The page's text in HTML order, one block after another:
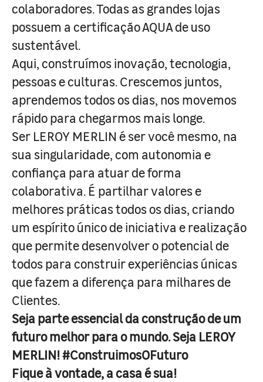
colaboradores. Todas as grandes lojas
possuem a certificação AQUA de uso
sustentável.
Aqui, construímos inovação, tecnologia,
pessoas e culturas. Crescemos juntos,
aprendemos todos os dias, nos movemos
rápido para chegarmos mais longe.
Ser LEROY MERLIN é ser você mesmo, na
sua singularidade, com autonomia e
confiança para atuar de forma
colaborativa. É partilhar valores e
melhores práticas todos os dias, criando
um espírito único de iniciativa e realização
que permite desenvolver o potencial de
todos para construir experiências únicas
que fazem a diferença para milhares de
Clientes.
Seja parte essencial da construção de um
futuro melhor para o mundo. Seja LEROY
MERLIN! #ConstruimosOFuturo
Fique à vontade, a casa é sua!